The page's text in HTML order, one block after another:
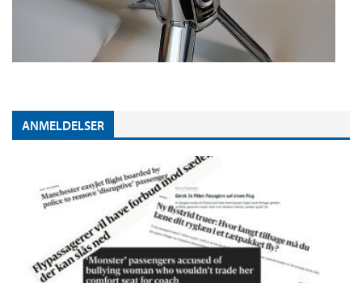
ANMELDELSER